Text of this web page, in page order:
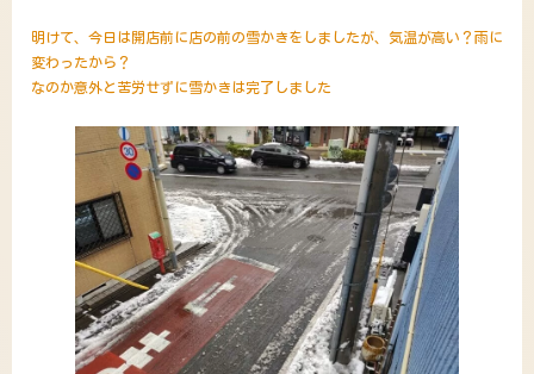
明けて、今日は開店前に店の前の雪かきをしましたが、気温が高い？雨に
変わったから？
なのか意外と苦労せずに雪かきは完了しました